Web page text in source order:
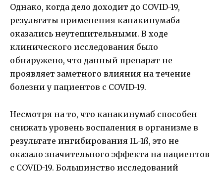
Однако, когда дело доходит до COVID-19,
результаты применения канакинумаба
оказались неутешительными. В ходе
клинического исследования было
обнаружено, что данный препарат не
проявляет заметного влияния на течение
болезни у пациентов с COVID-19.
Несмотря на то, что канакинумаб способен
снижать уровень воспаления в организме в
результате ингибирования IL-1ß, это не
оказало значительного эффекта на пациентов
с COVID-19. Большинство исследований